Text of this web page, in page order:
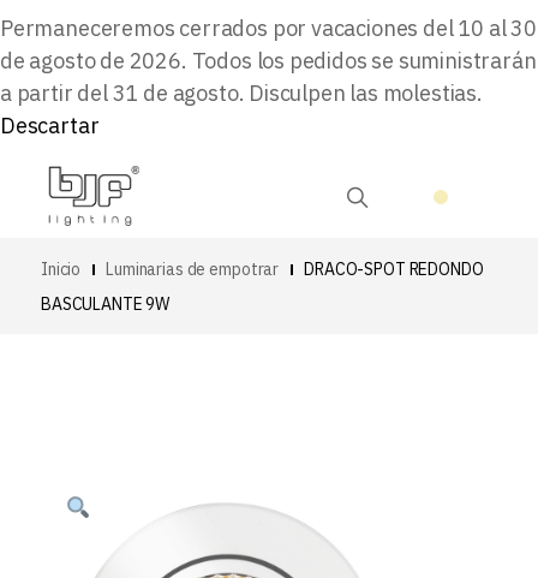
Permaneceremos cerrados por vacaciones del 10 al 30
de agosto de 2026. Todos los pedidos se suministrarán
a partir del 31 de agosto. Disculpen las molestias.
Descartar
Inicio Luminarias de empotrar
DRACO-SPOT REDONDO
BASCULANTE 9W